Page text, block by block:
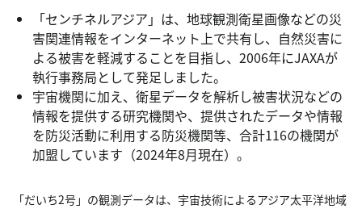
「センチネルアジア」は、地球観測衛星画像などの災
害関連情報をインターネット上で共有し、自然災害に
よる被害を軽減することを目指し、2006年にJAXAが
執行事務局として発足しました。
宇宙機関に加え、衛星データを解析し被害状況などの
情報を提供する研究機関や、提供されたデータや情報
を防災活動に利用する防災機関等、合計116の機関が
加盟しています（2024年8月現在）。
「だいち2号」の観測データは、宇宙技術によるアジア太平洋地域